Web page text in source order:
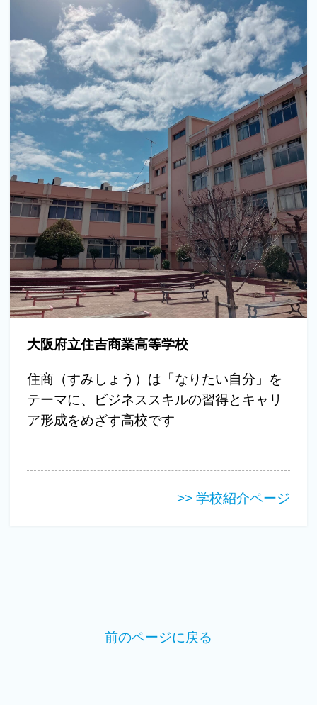
大阪府立住吉商業高等学校
住商（すみしょう）は「なりたい自分」を
テーマに、ビジネススキルの習得とキャリ
ア形成をめざす高校です
>> 学校紹介ページ
前のページに戻る